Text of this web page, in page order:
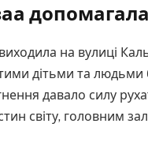
на вулиці
дітьми та людьми
давало силу
світу, головним